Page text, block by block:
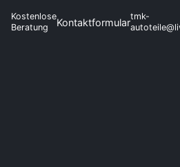
Kostenlose
Beratung
Kontaktformulartmk-